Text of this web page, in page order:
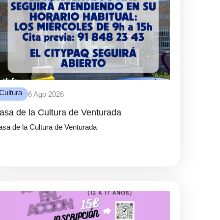
6 Ago 2026
de la Cultura de Venturada
de la Cultura de Venturada